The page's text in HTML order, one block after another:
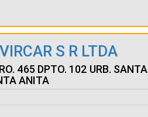
S R LTDA
465 DPTO. 102 URB. SANTA
ANITA